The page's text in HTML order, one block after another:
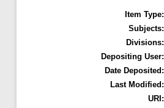
Item Type:
Subjects:
Divisions:
Depositing User:
Date Deposited:
Last Modified:
URI: